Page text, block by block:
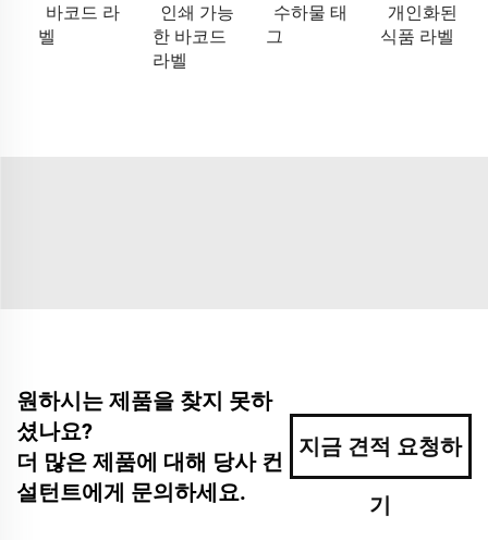
바코드 라
벨
인쇄 가능
한 바코드
라벨
수하물 태
그
개인화된
식품 라벨
원하시는 제품을 찾지 못하
셨나요?
더 많은 제품에 대해 당사 컨
설턴트에게 문의하세요.
지금 견적 요청하
기